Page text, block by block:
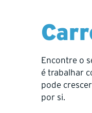
Encontre o
é trabalhar
pode
por si.